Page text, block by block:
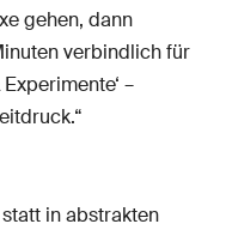
gehen, dann
verbindlich für
–
in abstrakten